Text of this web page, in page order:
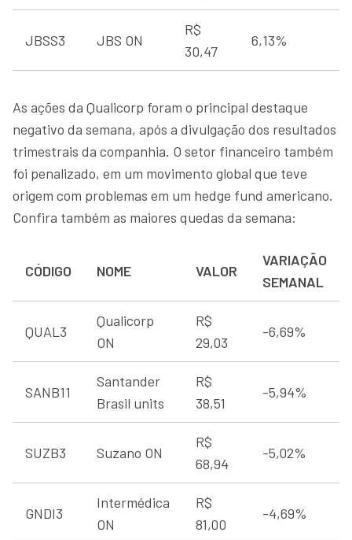
JBSS3 JBS ON
R$
30,47
6,13%
As ações da Qualicorp foram o principal destaque
negativo da semana, após a divulgação dos resultados
trimestrais da companhia. O setor financeiro também
foi penalizado, em um movimento global que teve
origem com problemas em um hedge fund americano.
Confira também as maiores quedas da semana:
CÓDIGO NOME VALOR
VARIAÇÃO
SEMANAL
QUAL3
Qualicorp
ON
R$
29,03
-6,69%
SANB11
Santander
Brasil units
R$
38,51
-5,94%
SUZB3 Suzano ON
R$
68,94
-5,02%
GNDI3
Intermédica
ON
R$
81,00
-4,69%